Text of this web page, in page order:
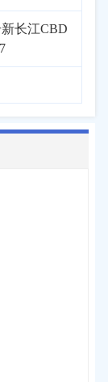
长江CBD